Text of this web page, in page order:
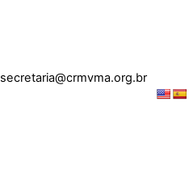
secretaria@crmvma.org.br